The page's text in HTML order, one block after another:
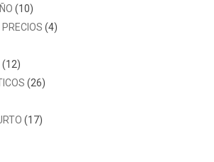
(10)
(4)
(12)
(26)
(17)